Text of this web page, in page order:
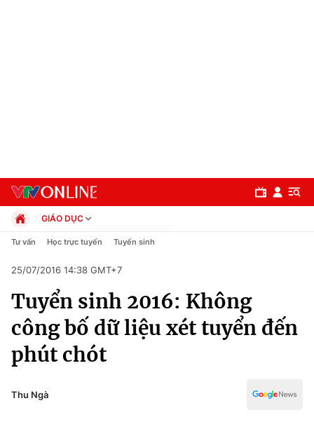
Chuyên mục
Chính trị
Xã hội
Pháp luật
GIÁO DỤC
Chính trị
Pháp luật
Kinh tế
Thể thao
Truyền hình
Văn hóa - Giải trí
Tư vấn Học trực tuyến Tuyển sinh
25/07/2016 14:38 GMT+7
Tuyển sinh 2016: Không
công bố dữ liệu xét tuyển đến
phút chót
Thu Ngà